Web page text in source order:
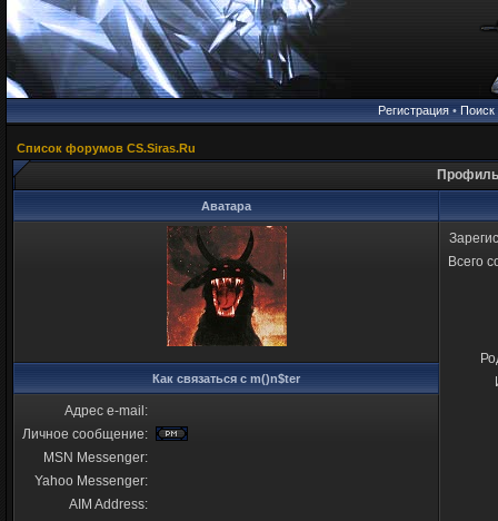
Регистрация• Поиск
Список форумов CS.Siras.Ru
Аватара
Всего
Как связаться с m()n$ter
Адрес e-mail:
Личное сообщение:
MSN Messenger:
Yahoo Messenger:
AIM Address: